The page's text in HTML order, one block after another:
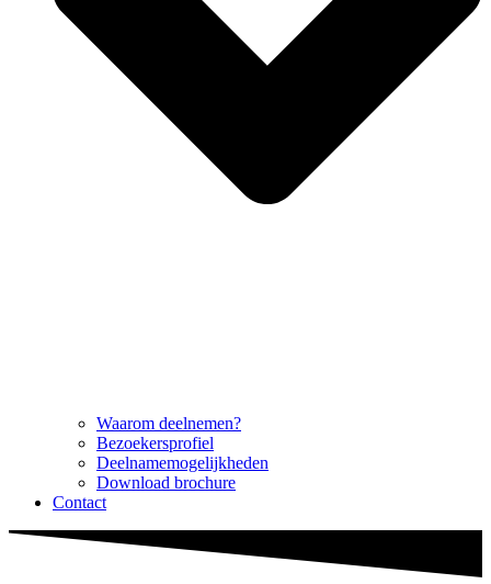
Waarom deelnemen?
Bezoekersprofiel
Deelnamemogelijkheden
Download brochure
Contact